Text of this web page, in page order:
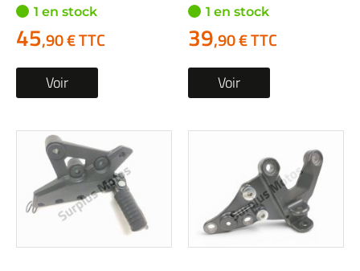
1 en stock
45,90 € TTC
Voir
1 en stock
39,90 € TTC
Voir